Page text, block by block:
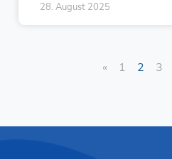
28. August 2025
« 1 2 3